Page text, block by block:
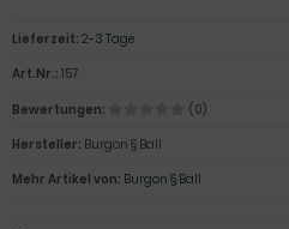
Lieferzeit: 2-3 Tage
Art.Nr.: 157
Bewertungen:
(0)
Hersteller: Burgon § Ball
Mehr Artikel von: Burgon § Ball